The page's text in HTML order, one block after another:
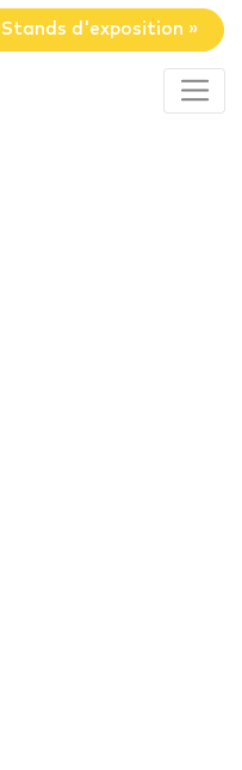
Stands d'exposition »